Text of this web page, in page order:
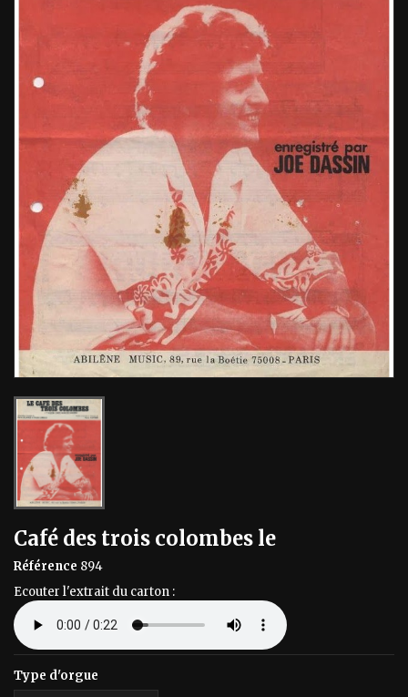
Café des trois colombes le
Référence 894
Ecouter l'extrait du carton :
Type d'orgue